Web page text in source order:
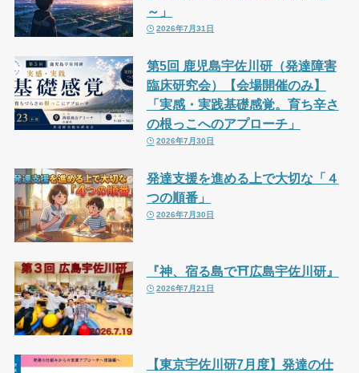
～」
2026年7月31日
第5回 鹿児島宇佐川研（発達障害
臨床研究会）【会場開催のみ】
「実感・実践基礎感覚。育ち辛さ
の根っこへのアプローチ」
2026年7月30日
発達支援を進める上で大切な「４
つの順番」
2026年7月30日
『神、宿る島で⛩広島宇佐川研』
2026年7月21日
【東京宇佐川研7月度】発達の仕